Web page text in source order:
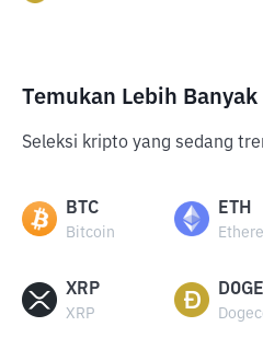
Temukan Lebih
Seleksi kripto yang sedang
BTC
Bitcoin
ETH
XRP
XRP
DOGE